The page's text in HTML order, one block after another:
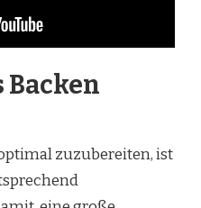
Backen
zuzubereiten, ist